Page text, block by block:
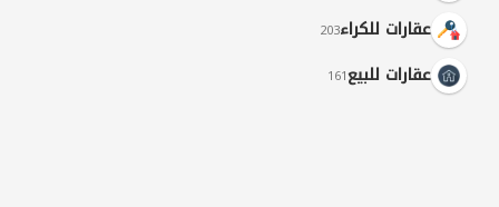
عقارات للكراء203
عقارات للبيع161